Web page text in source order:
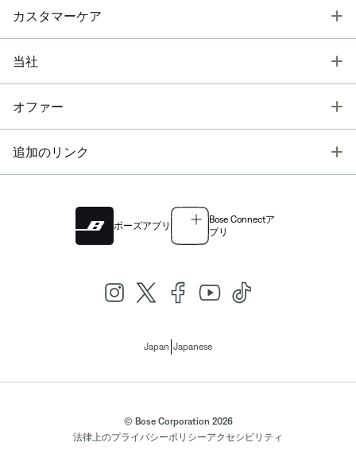
カスタマーケア
当社
オファー
追加のリンク
ボーズアプリ
Bose Connectア
プリ
Japan Japanese
© Bose Corporation 2026
法律上のプライバシーポリシーアクセシビリティ